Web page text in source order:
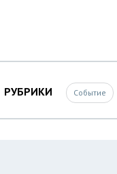
РУБРИКИ Событие